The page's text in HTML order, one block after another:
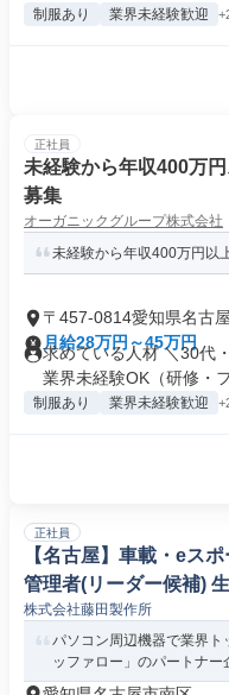
制服あり 業界未経験歓迎
正社員
未経験から年収400万
募集
オーガニックグループ株式会社
未経験から年収400万円以
〒457-0814愛知県名古
月給28万円～45万円
求めている人材 ＼30代
業界未経験OK（研修・フ
制服あり 業界未経験歓迎
正社員
【名古屋】車載・eス
管理者(リーダー候補)
株式会社藤田製作所
パソコン周辺機器で業界
ッファロー」のパートナー